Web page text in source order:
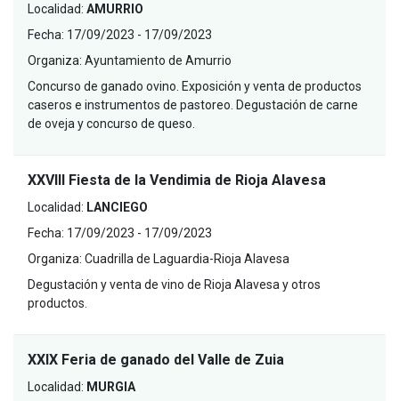
Localidad: AMURRIO
Fecha: 17/09/2023 - 17/09/2023
Organiza: Ayuntamiento de Amurrio
Concurso de ganado ovino. Exposición y venta de productos
caseros e instrumentos de pastoreo. Degustación de carne
de oveja y concurso de queso.
XXVIII Fiesta de la Vendimia de Rioja Alavesa
Localidad: LANCIEGO
Fecha: 17/09/2023 - 17/09/2023
Organiza: Cuadrilla de Laguardia-Rioja Alavesa
Degustación y venta de vino de Rioja Alavesa y otros
productos.
XXIX Feria de ganado del Valle de Zuia
Localidad: MURGIA